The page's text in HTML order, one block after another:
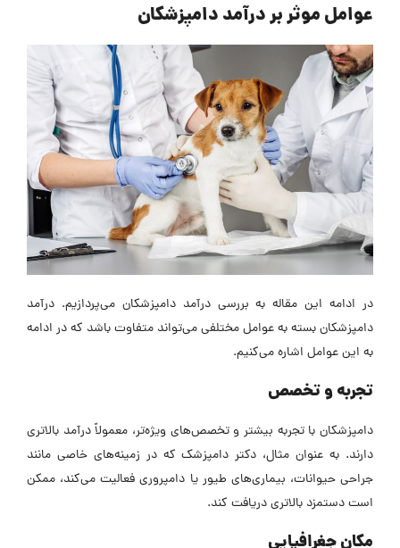
عوامل موثر بردرآمد دامپزشکان
در ادامه این مقاله به بررسی درآمد دامپزشکان می‌پردازیم. درآمد
دامپزشکان بسته به عوامل مختلفی می‌تواند متفاوت باشد که در ادامه
به این عوامل اشاره می‌کنیم.
تجربه و تخصص
دامپزشکان با تجربه بیشتر و تخصص‌های ویژه‌تر، معمولاً درآمد بالاتری
دارند. به عنوان مثال، دکتر دامپزشک که در زمینه‌های خاصی مانند
جراحی حیوانات، بیماری‌های طیور یا دامپروری فعالیت می‌کند، ممکن
است دستمزد بالاتری دریافت کند.